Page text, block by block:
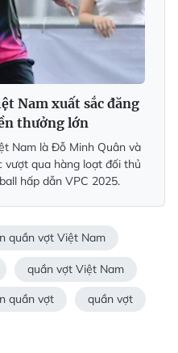
Nam xuất sắc đăng
thưởng lớn
Nam là Đỗ Minh Quân và
vượt qua hàng loạt đối thủ
hấp dẫn VPC 2025.
quần vợt Việt Nam
quần vợt Việt Nam
quần vợt quần vợt